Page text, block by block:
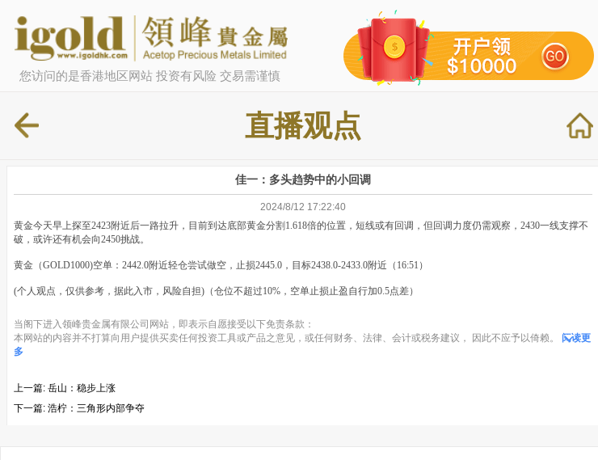
您访问的是香港地区网站 投资有风险 交易需谨慎
直播观点
佳一：多头趋势中的小回调
2024/8/12 17:22:40
黄金今天早上探至2423附近后一路拉升，目前到达底部黄金分割1.618倍的位置，短线或有回调，但回调力度仍需观察，2430一线支撑不
破，或许还有机会向2450挑战。
黄金（GOLD1000)空单：2442.0附近轻仓尝试做空，止损2445.0，目标2438.0-2433.0附近（16:51）
(个人观点，仅供参考，据此入市，风险自担)（仓位不超过10%，空单止损止盈自行加0.5点差）
当阁下进入领峰贵金属有限公司网站，即表示自愿接受以下免责条款：
本网站的内容并不打算向用户提供买卖任何投资工具或产品之意见，或任何财务、法律、会计或税务建议， 因此不应予以倚赖。
阅读更
多
上一篇: 岳山：稳步上涨
下一篇: 浩柠：三角形内部争夺